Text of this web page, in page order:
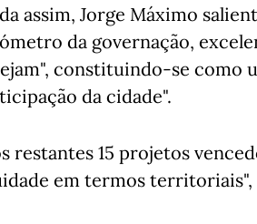
assim, Jorge Máximo
da governação,
constituindo-se como
da cidade".
restantes 15 projetos
em termos territoriais",